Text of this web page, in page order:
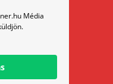
Média